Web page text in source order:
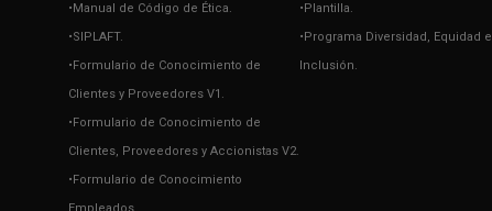
•Manual de Código de Ética.
•SIPLAFT.
•Formulario de Conocimiento de
Clientes y Proveedores V1.
•Formulario de Conocimiento de
Clientes, Proveedores y Accionistas V2.
•Formulario de Conocimiento
•Plantilla.
•Programa Diversidad, Equidad e
Inclusión.